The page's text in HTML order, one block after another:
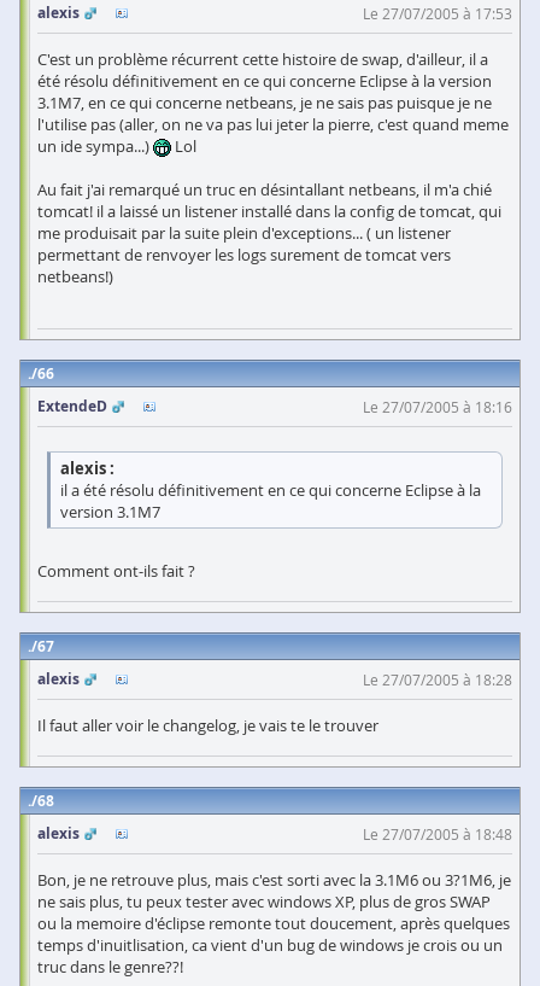
alexis
Le 27/07/2005 à 17:53
C'est un problème récurrent cette histoire de swap, d'ailleur, il a
été résolu définitivement en ce qui concerne Eclipse à la version
3.1M7, en ce qui concerne netbeans, je ne sais pas puisque je ne
l'utilise pas (aller, on ne va pas lui jeter la pierre, c'est quand meme
un ide sympa...)
Lol
Au fait j'ai remarqué un truc en désintallant netbeans, il m'a chié
tomcat! il a laissé un listener installé dans la config de tomcat, qui
me produisait par la suite plein d'exceptions... ( un listener
permettant de renvoyer les logs surement de tomcat vers
netbeans!)
66
ExtendeD
Le 27/07/2005 à 18:16
alexis :
il a été résolu définitivement en ce qui concerne Eclipse à la
version 3.1M7
Comment ont-ils fait ?
67
alexis
Le 27/07/2005 à 18:28
Il faut aller voir le changelog, je vais te le trouver
68
alexis
Le 27/07/2005 à 18:48
Bon, je ne retrouve plus, mais c'est sorti avec la 3.1M6 ou 3?1M6, je
ne sais plus, tu peux tester avec windows XP, plus de gros SWAP
ou la memoire d'éclipse remonte tout doucement, après quelques
temps d'inuitlisation, ca vient d'un bug de windows je crois ou un
truc dans le genre??!